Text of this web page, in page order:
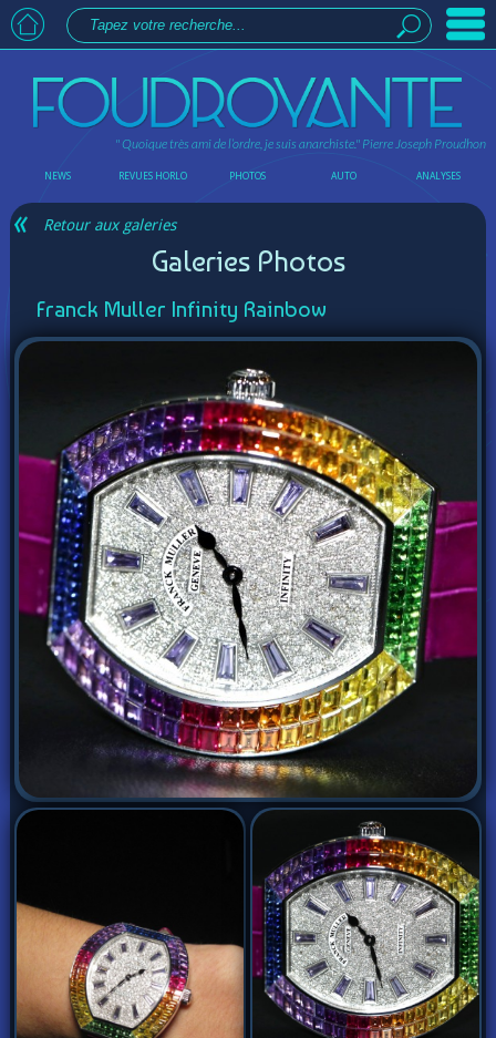
" Quoique très ami de l’ordre, je suis anarchiste." Pierre Joseph Proudhon
NEWS REVUES HORLO PHOTOS AUTO ANALYSES
Retour aux galeries
Galeries Photos
Franck Muller Infinity Rainbow